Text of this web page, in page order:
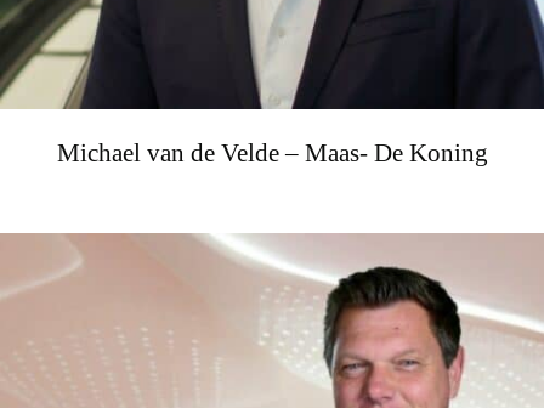
Michael van de Velde – Maas- De Koning